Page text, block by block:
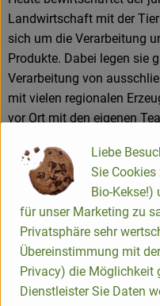
Landwirtschaft mit der
sich um die Verarbeitung
Produkte. Dabei legen sie
Verarbeitung von
mit vielen regionalen
vor Ort mit den eigenen
Mit ca. 100
gewachsenen Hof im
Bioland-Käserei, den
onlinehandel "bio vom
Dies sind ein großes
Stadtladen" im Herzen
kleinerer "Martinshof
Martinshof-Produkte findet
Liebe
Sie
Bio-Kekse!)
für unser Marketing zu
Privatsphäre sehr
Übereinstimmung mit
Privacy) die Möglichkeit
Dienstleister Sie Daten